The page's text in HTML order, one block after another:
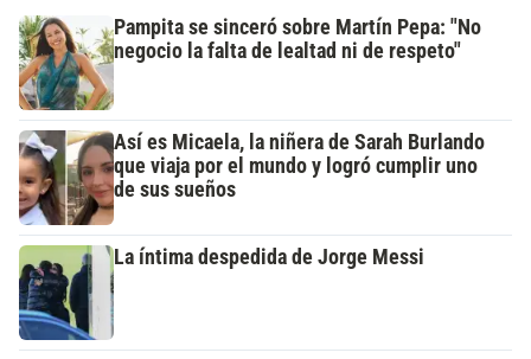
Pampita se sinceró sobre Martín Pepa: "No
negocio la falta de lealtad ni de respeto"
Así es Micaela, la niñera de Sarah Burlando
que viaja por el mundo y logró cumplir uno
de sus sueños
La íntima despedida de Jorge Messi